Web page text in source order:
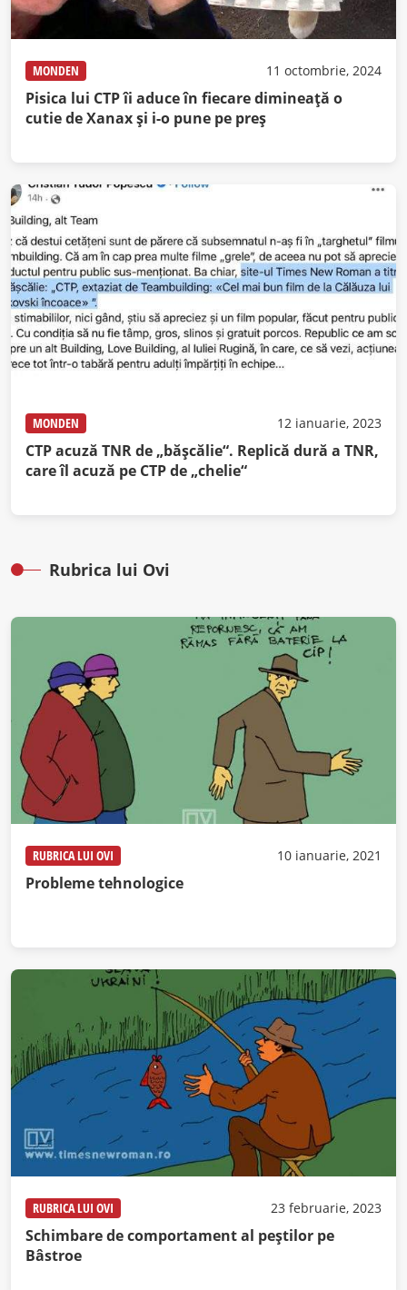
MONDEN 11 octombrie, 2024
Pisica lui CTP îi aduce în fiecare dimineață o
cutie de Xanax și i-o pune pe preș
MONDEN 12 ianuarie, 2023
CTP acuză TNR de „băşcălie“. Replică dură a TNR,
care îl acuză pe CTP de „chelie“
Rubrica lui Ovi
RUBRICA LUI OVI 10 ianuarie, 2021
Probleme tehnologice
RUBRICA LUI OVI 23 februarie, 2023
Schimbare de comportament al peștilor pe
Bâstroe